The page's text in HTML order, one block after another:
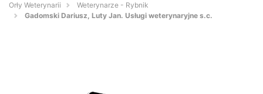
Orły Weterynarii
Weterynarze - Rybnik
Gadomski Dariusz, Luty Jan. Usługi weterynaryjne s.c.